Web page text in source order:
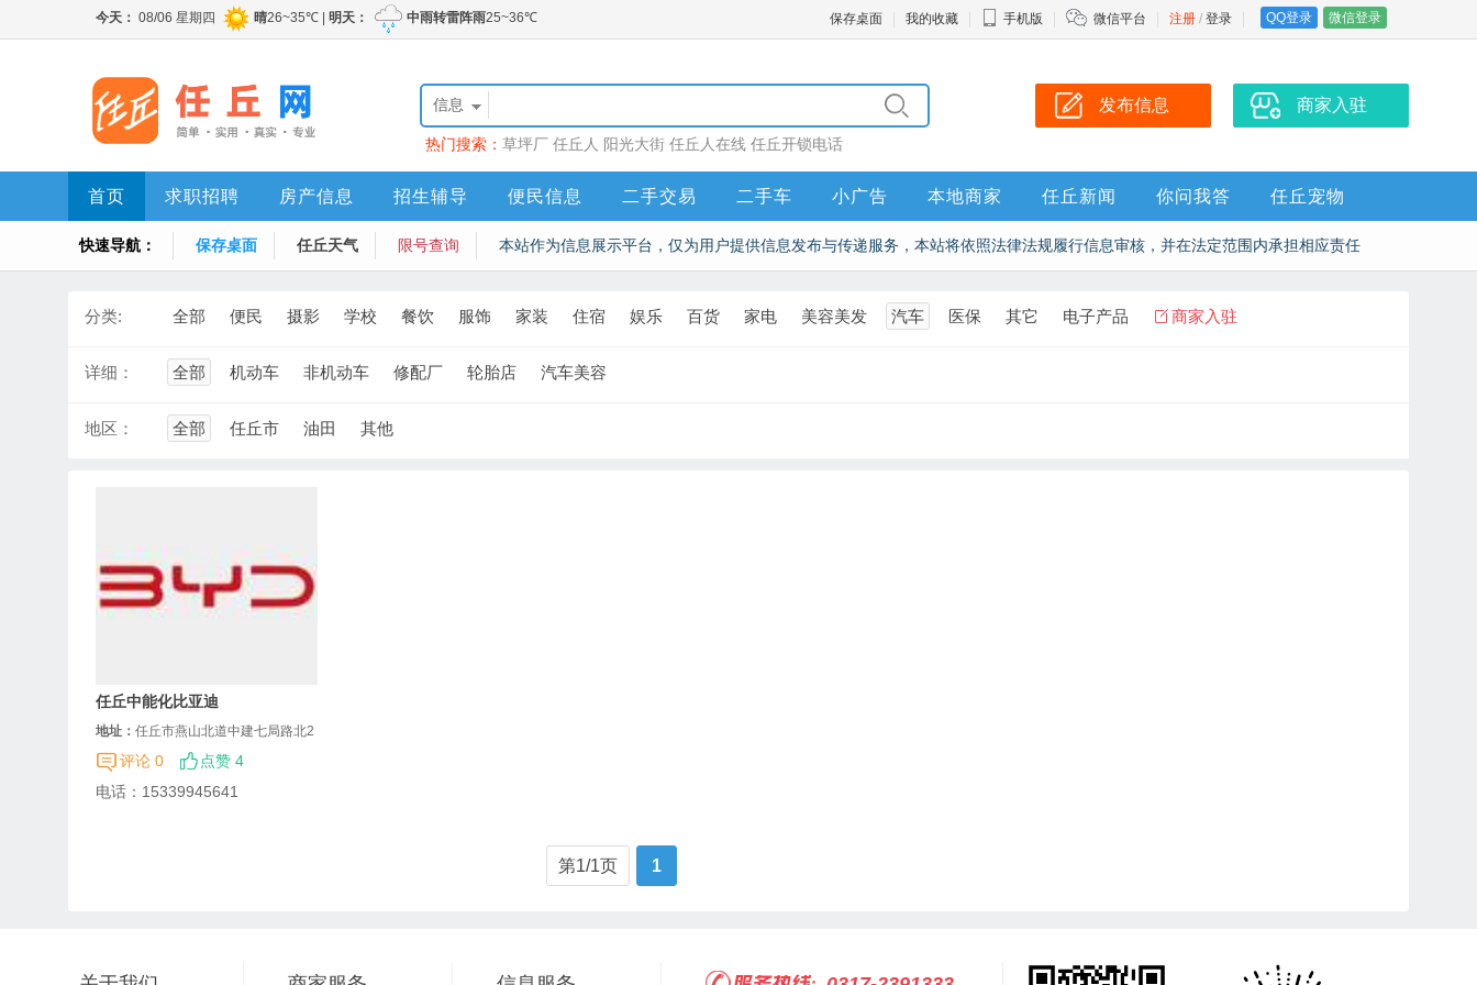
注册 / 登录 QQ登录 微信登录
保存桌面 我的收藏 手机版 微信平台
信息
热门搜索： 草坪厂 任丘人 阳光大街 任丘人在线 任丘开锁电话
发布信息 商家入驻
首页 求职招聘 房产信息 招生辅导 便民信息 二手交易 二手车 小广告 本地商家 任丘新闻 你问我答 任丘宠物
快速导航： 保存桌面 任丘天气 限号查询 本站作为信息展示平台，仅为用户提供信息发布与传递服务，本站将依照法律法规履行信息审核，并在法定范围内承担相应责任
分类: 全部 便民 摄影 学校 餐饮 服饰 家装 住宿 娱乐 百货 家电 美容美发 汽车 医保 其它 电子产品 商家入驻
详细： 全部 机动车 非机动车 修配厂 轮胎店 汽车美容
地区： 全部 任丘市 油田 其他
任丘中能化比亚迪
地址： 任丘市燕山北道中建七局路北2
00米评论 0
点赞 4
电话： 15339945641
第1/1页 1